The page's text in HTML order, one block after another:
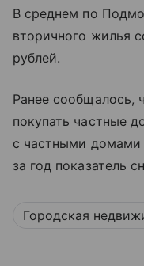
В среднем по
вторичного жилья
рублей.
Ранее сообщалось,
покупать частные
с частными
за год показатель
Городская